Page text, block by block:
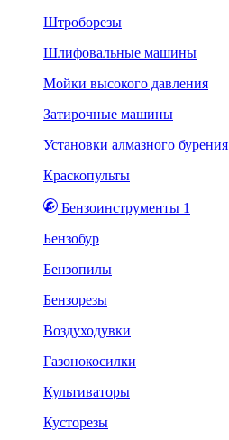
Штроборезы
Шлифовальные машины
Мойки высокого давления
Затирочные машины
Установки алмазного бурения
Краскопульты
Бензоинструменты 1
Бензобур
Бензопилы
Бензорезы
Воздуходувки
Газонокосилки
Культиваторы
Кусторезы